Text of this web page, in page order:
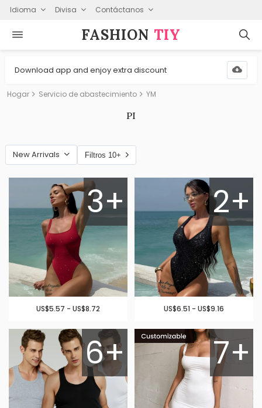
Idioma Divisa Contáctanos
FASHION⁠ TIY
Download app and enjoy extra discount
Hogar Servicio de abastecimiento YM
PI
New Arrivals Filtros 10+
3+
US$5.57 - US$8.72
2+
US$6.51 - US$9.16
6+ 7+